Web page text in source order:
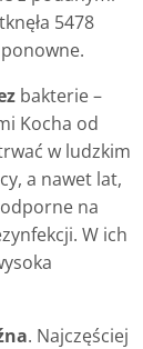
5478
bakterie –
Kocha od
w ludzkim
a nawet lat,
na
W ich
. Najczęściej